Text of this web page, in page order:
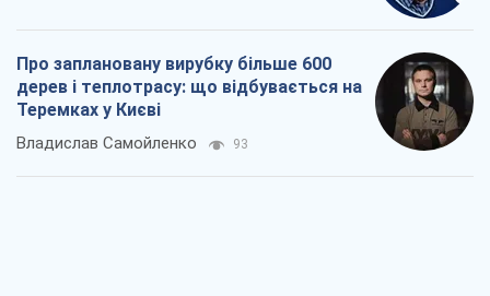
Про заплановану вирубку більше 600
дерев і теплотрасу: що відбувається на
Теремках у Києві
Владислав Самойленко 93